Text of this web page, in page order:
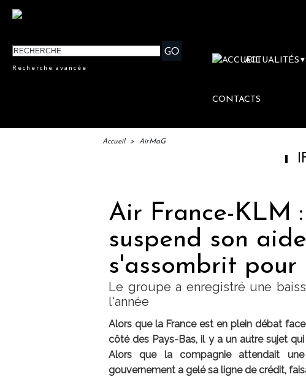
Recherche avancée
ACTUALITÉS ▼
CONTACTS
Accueil > AirMaG
IFTM :
Air France-KLM
suspend son
s'assombrit pour
Le groupe a enregistré une
l'année
Alors que la France est en plein débat
côté des Pays-Bas, il y a un autre sujet
Alors que la compagnie attendait
gouvernement a gelé sa ligne de crédit,